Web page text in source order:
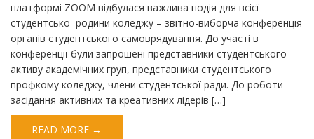
платформі ZOOM відбулася важлива подія для всієї
студентської родини коледжу – звітно-виборча конференція
органів студентського самоврядування. До участі в
конференції були запрошені представники студентського
активу академічних груп, представники студентського
профкому коледжу, члени студентської ради. До роботи
засідання активних та креативних лідерів […]
READ MORE →